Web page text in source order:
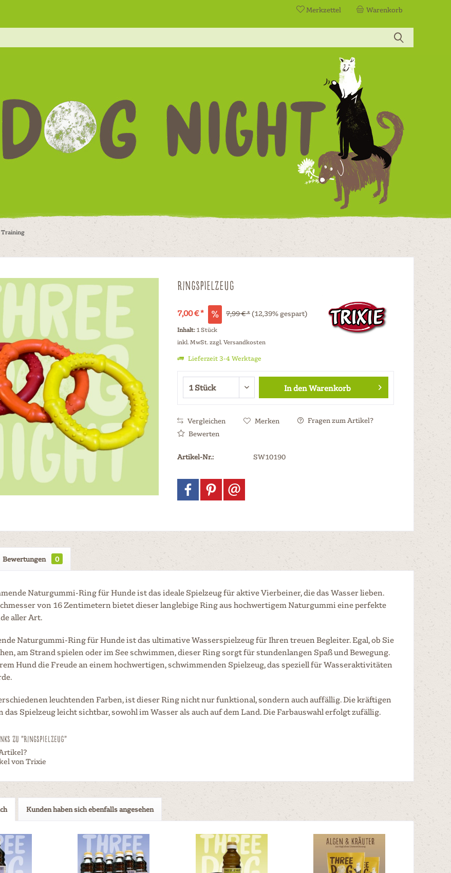
Warenkorb
Merkzettel
Training
Ringspielzeug
7,00 € * 7,99 € *(12,39% gespart)
Inhalt: 1 Stück
inkl. MwSt. zzgl. Versandkosten
Lieferzeit 3-4 Werktage
In denWarenkorb
Vergleichen Merken
Fragen zum Artikel?
Bewerten
Artikel-Nr.: SW10190
Bewertungen 0
Naturgummi-Ring für Hunde ist das ideale Spielzeug für aktive Vierbeiner, die das Wasser lieben.
von 16 Zentimetern bietet dieser langlebige Ring aus hochwertigem Naturgummi eine perfekte
aller Art.
Naturgummi-Ring für Hunde ist das ultimative Wasserspielzeug für Ihren treuen Begleiter. Egal, ob Sie
am Strand spielen oder im See schwimmen, dieser Ring sorgt für stundenlangen Spaß und Bewegung.
Hund die Freude an einem hochwertigen, schwimmenden Spielzeug, das speziell für Wasseraktivitäten
leuchtenden Farben, ist dieser Ring nicht nur funktional, sondern auch auffällig. Die kräftigen
das Spielzeug leicht sichtbar, sowohl im Wasser als auch auf dem Land. Die Farbauswahl erfolgt zufällig.
zu "Ringspielzeug"
von Trixie
Kunden haben sich ebenfalls angesehen